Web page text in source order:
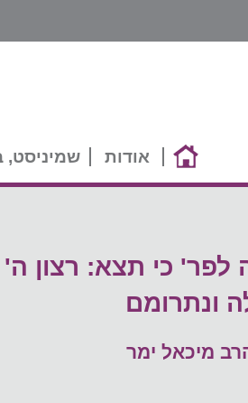
אודות שמיניסט,
לפר' כי תצא: רצון ה'
ונתרומם
מיכאל ימר